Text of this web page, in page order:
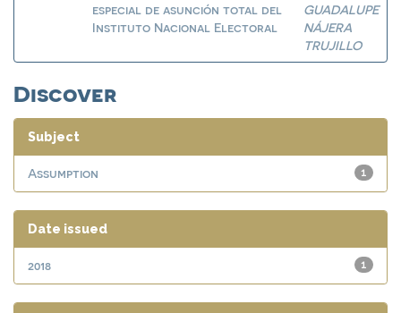
especial de asunción total del
Instituto Nacional Electoral
GUADALUPE
NÁJERA
TRUJILLO
Discover
Subject
1
Assumption
Date issued
1
2018